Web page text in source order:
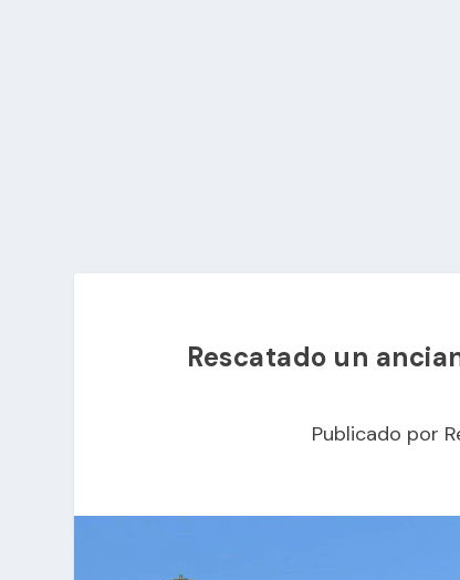
Rescatado un
Publicado por